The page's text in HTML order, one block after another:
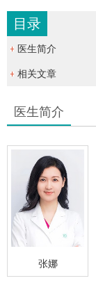
目录
医生简介
相关文章
医生简介
张娜